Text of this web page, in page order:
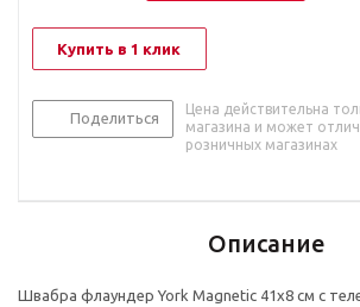
Купить в 1 клик
Поделиться
Цена действительна
магазина и может
розничных магазинах
Описание
Швабра флаундер York Magnetic 41x8 см c